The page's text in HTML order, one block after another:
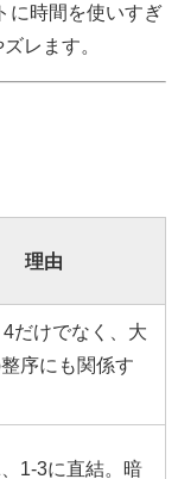
に時間を使いすぎ
レます。
理由
だけでなく、大
序にも関係す
1-3に直結。暗